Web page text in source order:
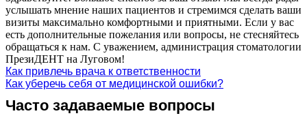
услышать мнение наших пациентов и стремимся сделать ваши
визиты максимально комфортными и приятными. Если у вас
есть дополнительные пожелания или вопросы, не стесняйтесь
обращаться к нам. С уважением, администрация стоматологии
ПрезиДЕНТ на Луговом!
Как привлечь врача к ответственности
Как уберечь себя от медицинской ошибки?
Часто задаваемые вопросы